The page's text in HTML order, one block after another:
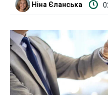
Валютний
Криптовалюта
Робота і освіта
Публікації
Ніна Єланська